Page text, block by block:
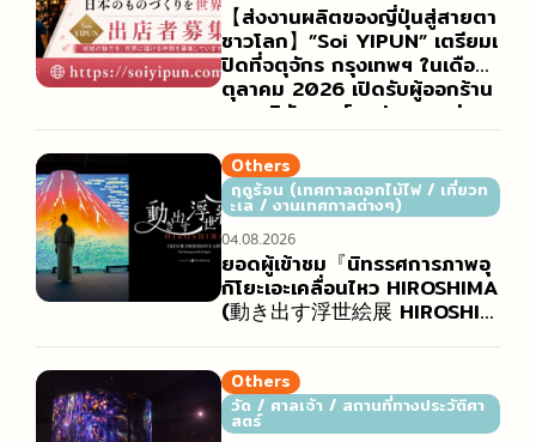
【ส่งงานผลิตของญี่ปุ่นสู่สายตา
ชาวโลก】”Soi YIPUN” เตรียมเ
ปิดที่จตุจักร กรุงเทพฯ ในเดือน
ตุลาคม 2026 เปิดรับผู้ออกร้าน
จากบริษัท องค์กรปกครองส่วน
ญี่ปุ่น
Others
ฤดูร้อน (เทศกาลดอกไม้ไฟ / เที่ยวท
ะเล / งานเทศกาลต่างๆ)
ยอดผู้เข้าชม『นิทรรศการภาพอุ
กิโยะเอะเคลื่อนไหว HIROSHIMA
(動き出す浮世絵展 HIROSHIM
นเต็มไปด้วยสีสัน
04.08.2026
Others
วัด / ศาลเจ้า / สถานที่ทางประวัติศา
สตร์